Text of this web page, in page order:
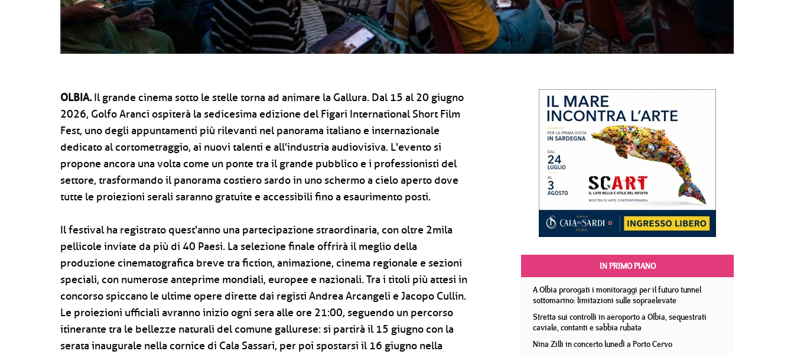
OLBIA. Il grande cinema sotto le stelle torna ad animare la Gallura. Dal 15 al 20 giugno
2026, Golfo Aranci ospiterà la sedicesima edizione del Figari International Short Film
Fest, uno degli appuntamenti più rilevanti nel panorama italiano e internazionale
dedicato al cortometraggio, ai nuovi talenti e all'industria audiovisiva. L'evento si
propone ancora una volta come un ponte tra il grande pubblico e i professionisti del
settore, trasformando il panorama costiero sardo in uno schermo a cielo aperto dove
tutte le proiezioni serali saranno gratuite e accessibili fino a esaurimento posti.
Il festival ha registrato quest'anno una partecipazione straordinaria, con oltre 2mila
pellicole inviate da più di 40 Paesi. La selezione finale offrirà il meglio della
produzione cinematografica breve tra fiction, animazione, cinema regionale e sezioni
speciali, con numerose anteprime mondiali, europee e nazionali. Tra i titoli più attesi in
concorso spiccano le ultime opere dirette dai registi Andrea Arcangeli e Jacopo Cullin.
Le proiezioni ufficiali avranno inizio ogni sera alle ore 21:00, seguendo un percorso
itinerante tra le bellezze naturali del comune gallurese: si partirà il 15 giugno con la
serata inaugurale nella cornice di Cala Sassari, per poi spostarsi il 16 giugno nella
IN PRIMO PIANO
A Olbia prorogati i monitoraggi per il futuro tunnel
sottomarino: limitazioni sulle sopraelevate
Stretta sui controlli in aeroporto a Olbia, sequestrati
caviale, contanti e sabbia rubata
Nina Zilli in concerto lunedì a Porto Cervo